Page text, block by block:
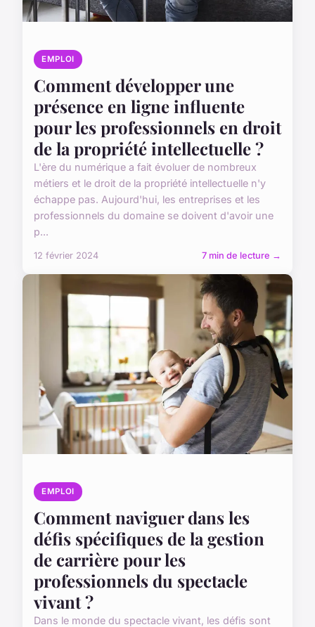
EMPLOI
Comment développer une
présence en ligne influente
pour les professionnels en droit
de la propriété intellectuelle ?
L'ère du numérique a fait évoluer de nombreux
métiers et le droit de la propriété intellectuelle n'y
échappe pas. Aujourd'hui, les entreprises et les
professionnels du domaine se doivent d'avoir une
p...
12 février 2024 7 min de lecture →
EMPLOI
Comment naviguer dans les
défis spécifiques de la gestion
de carrière pour les
professionnels du spectacle
vivant ?
Dans le monde du spectacle vivant, les défis sont